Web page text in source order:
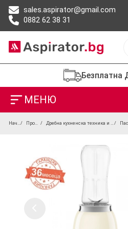
sales.aspirator@gmail.com
0882 62 38 31
Безплатна
МЕНЮ
Начало Продукти Дребна кухненска техника и уреди за дома